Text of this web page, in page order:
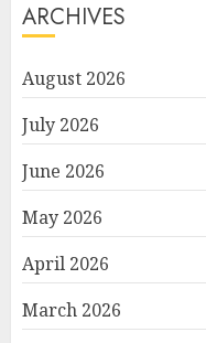
ARCHIVES
August 2026
July 2026
June 2026
May 2026
April 2026
March 2026